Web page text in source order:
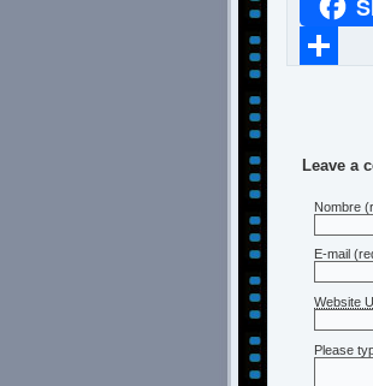
Leave a
Nombre
E-mail
Website
Please